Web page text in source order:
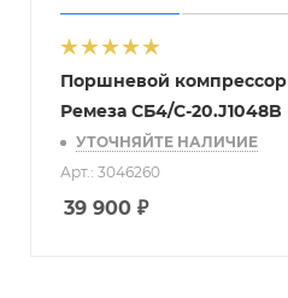
Поршневой компрессор
Ремеза СБ4/С-20.J1048B
УТОЧНЯЙТЕ НАЛИЧИЕ
Арт.: 3046260
39 900 ₽